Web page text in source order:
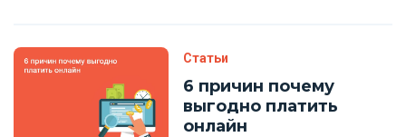
Статьи
6 причин почему
выгодно платить
онлайн